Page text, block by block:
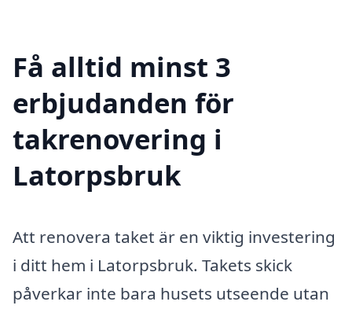
Få alltid minst 3
erbjudanden för
takrenovering i
Latorpsbruk
Att renovera taket är en viktig investering
i ditt hem i Latorpsbruk. Takets skick
påverkar inte bara husets utseende utan